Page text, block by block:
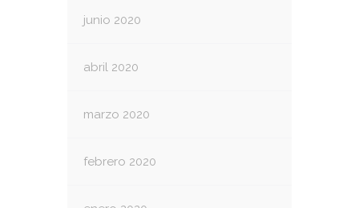
junio 2020
abril 2020
marzo 2020
febrero 2020